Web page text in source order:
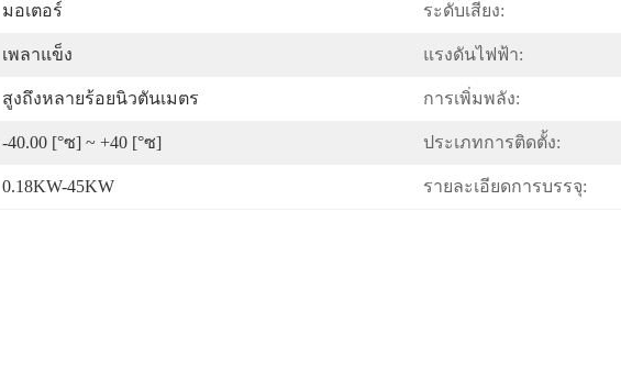
มอเตอร์ ระดับเสียง:
เพลาแข็ง แรงดันไฟฟ้า:
สูงถึงหลายร้อยนิวตันเมตร การเพิ่มพลัง:
-40.00 [°ซ] ~ +40 [°ซ] ประเภทการติดตั้ง:
0.18KW-45KW รายละเอียดการบรรจุ: